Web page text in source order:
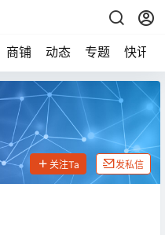
商铺 动态 专题 快讯
关注Ta 发私信